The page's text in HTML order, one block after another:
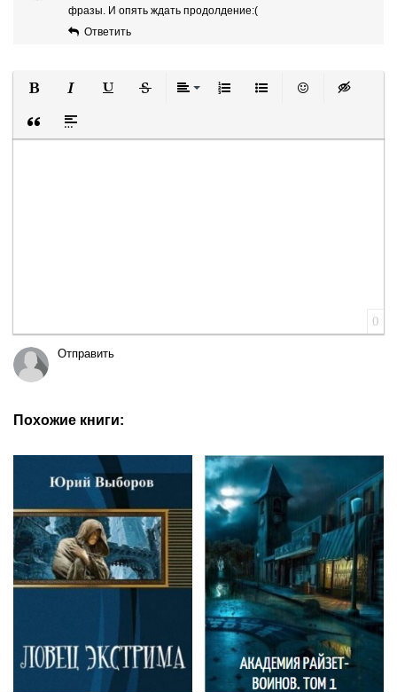
фразы. И опять ждать продолдение:(
Ответить
Вставка цитаты
Вставка спойлера
0
Отправить
Похожие книги: